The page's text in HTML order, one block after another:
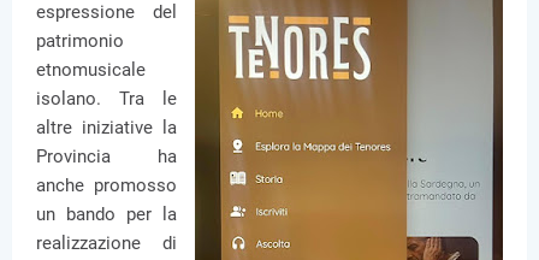
espressione del
patrimonio
etnomusicale
isolano. Tra le
altre iniziative la
Provincia ha
anche promosso
un bando per la
realizzazione di